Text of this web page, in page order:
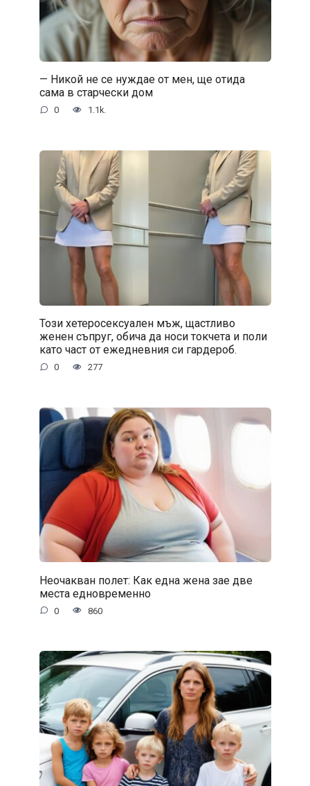
— Никой не се нуждае от мен, ще отида
сама в старчески дом
0 1.1k.
Този хетеросексуален мъж, щастливо
женен съпруг, обича да носи токчета и поли
като част от ежедневния си гардероб.
0 277
Неочакван полет: Как една жена зае две
места едновременно
0 860